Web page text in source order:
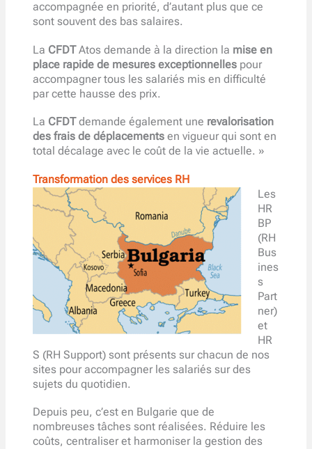
accompagnée en priorité, d’autant plus que ce
sont souvent des bas salaires.
La CFDTAtos demande à la direction la mise en
place rapide de mesures exceptionnelles pour
accompagner tous les salariés mis en difficulté
par cette hausse des prix.
La CFDTdemande également une revalorisation
des frais de déplacements en vigueur qui sont en
total décalage avec le coût de la vie actuelle. »
Transformation des services RH
Les
HR
BP
(RH
Bus
ines
s
Part
ner)
et
HR
S (RH Support) sont présents sur chacun de nos
sites pour accompagner les salariés sur des
sujets du quotidien.
Depuis peu, c’est en Bulgarie que de
nombreuses tâches sont réalisées. Réduire les
coûts, centraliser et harmoniser la gestion des